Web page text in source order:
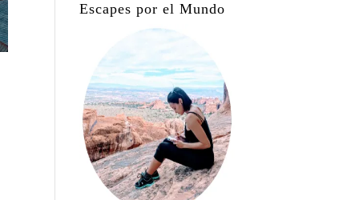
Escapes por el Mundo